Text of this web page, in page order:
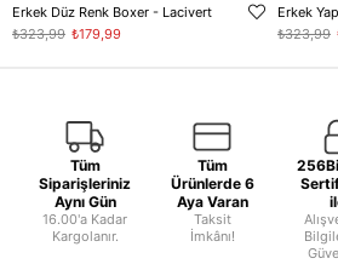
Erkek Düz Renk Boxer - Lacivert
₺179,99
₺323,99 ₺323,99
Tüm
Siparişleriniz
Aynı Gün
16.00'a Kadar
Kargolanır.
Tüm
Ürünlerde 6
Aya Varan
Taksit
İmkânı!